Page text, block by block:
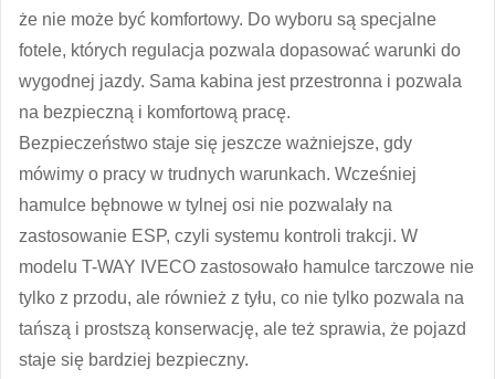
że nie może być komfortowy. Do wyboru są specjalne
fotele, których regulacja pozwala dopasować warunki do
wygodnej jazdy. Sama kabina jest przestronna i pozwala
na bezpieczną i komfortową pracę.
Bezpieczeństwo staje się jeszcze ważniejsze, gdy
mówimy o pracy w trudnych warunkach. Wcześniej
hamulce bębnowe w tylnej osi nie pozwalały na
zastosowanie ESP, czyli systemu kontroli trakcji. W
modelu T-WAY IVECO zastosowało hamulce tarczowe nie
tylko z przodu, ale również z tyłu, co nie tylko pozwala na
tańszą i prostszą konserwację, ale też sprawia, że pojazd
staje się bardziej bezpieczny.